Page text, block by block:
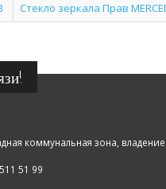
Стекло зеркала Прав
коммунальная зона, владение
51 99